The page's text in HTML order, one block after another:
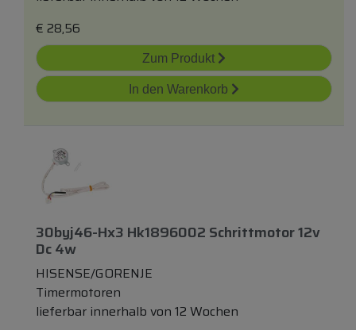
€ 28,56
Zum Produkt
In den Warenkorb
30byj46-Hx3 Hk1896002 Schrittmotor 12v
Dc 4w
HISENSE/GORENJE
Timermotoren
lieferbar innerhalb von 12 Wochen